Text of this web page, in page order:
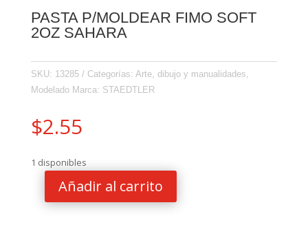
PASTA P/MOLDEAR FIMO SOFT
2OZ SAHARA
SKU: 13285 Categorías: Arte, dibujo y manualidades
Modelado Marca: STAEDTLER
$2.55
1 disponibles
PASTA
P/MOLDEAR
Añadir al carrito